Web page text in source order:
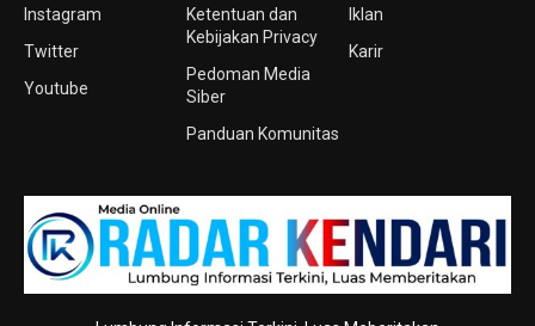
Instagram
Twitter
Youtube
Ketentuan dan
Kebijakan Privacy
Pedoman Media
Siber
Panduan Komunitas
Iklan
Karir